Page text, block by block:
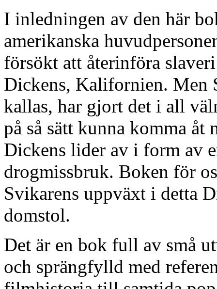
I inledningen av den här
amerikanska
försökt att återinföra
Dickens, Kalifornien. Men
kallas, har gjort det i all
på så sätt kunna komma åt
Dickens lider av i form av
drogmissbruk. Boken för
Svikarens uppväxt i detta
domstol.
Det är en bok full av små
och sprängfylld med